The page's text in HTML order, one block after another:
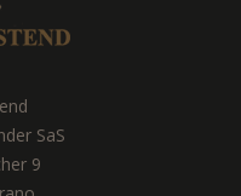
SaS
9